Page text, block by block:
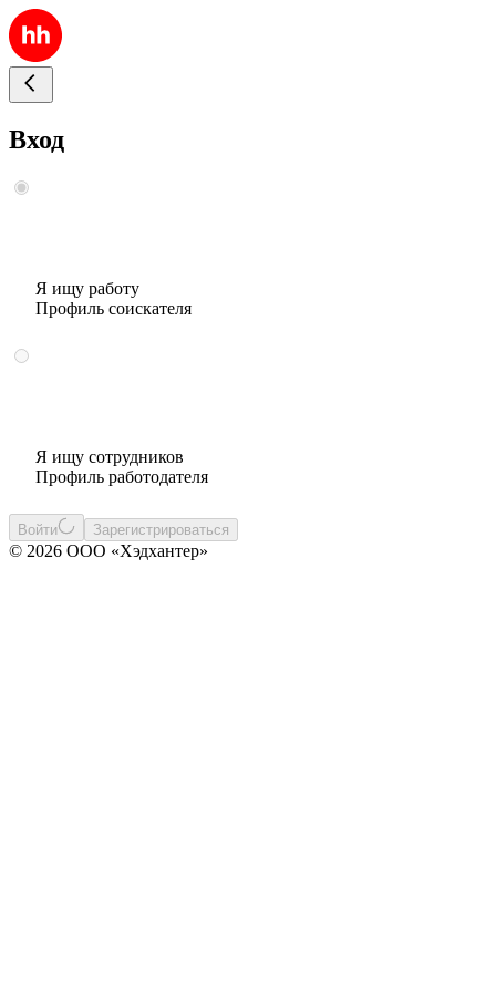
Вход
Я ищу работу
Профиль соискателя
Я ищу сотрудников
Профиль работодателя
Войти Зарегистрироваться
© 2026 ООО «Хэдхантер»